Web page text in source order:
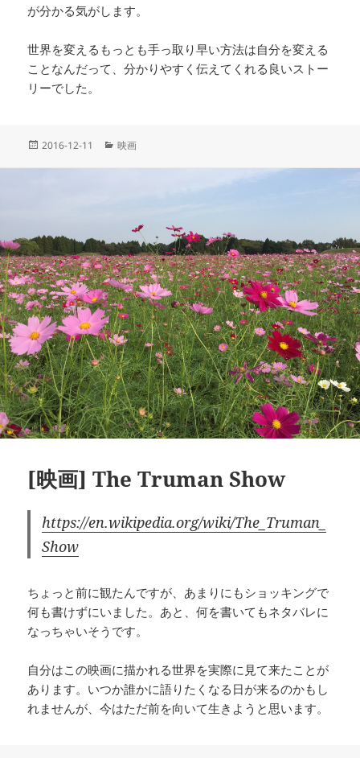
が分かる気がします。
世界を変えるもっとも手っ取り早い方法は自分を変える
ことなんだって、分かりやすく伝えてくれる良いストー
リーでした。
投
2016-12-11
カ
映画
[映画] The Truman Show
https://en.wikipedia.org/wiki/The_Truman_
Show
ちょっと前に観たんですが、あまりにもショッキングで
何も書けずにいました。あと、何を書いてもネタバレに
なっちゃいそうです。
自分はこの映画に描かれる世界を実際に見て来たことが
あります。いつか誰かに語りたくなる日が来るのかもし
れませんが、今はただ前を向いて生きようと思います。